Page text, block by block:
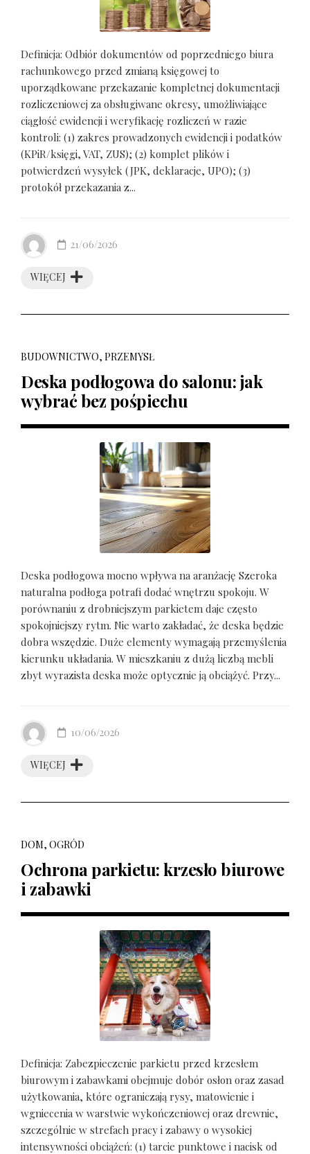
Definicja: Odbiór dokumentów od poprzedniego biura
rachunkowego przed zmianą księgowej to
uporządkowane przekazanie kompletnej dokumentacji
rozliczeniowej za obsługiwane okresy, umożliwiające
ciągłość ewidencji i weryfikację rozliczeń w razie
kontroli: (1) zakres prowadzonych ewidencji i podatków
(KPiR/księgi, VAT, ZUS); (2) komplet plików i
potwierdzeń wysyłek (JPK, deklaracje, UPO); (3)
protokół przekazania z...
WIĘCEJ
21/06/2026
BUDOWNICTWO, PRZEMYSŁ
Deska podłogowa do salonu: jak
wybrać bez pośpiechu
Deska podłogowa mocno wpływa na aranżację Szeroka
naturalna podłoga potrafi dodać wnętrzu spokoju. W
porównaniu z drobniejszym parkietem daje często
spokojniejszy rytm. Nie warto zakładać, że deska będzie
dobra wszędzie. Duże elementy wymagają przemyślenia
kierunku układania. W mieszkaniu z dużą liczbą mebli
zbyt wyrazista deska może optycznie ją obciążyć. Przy...
WIĘCEJ
10/06/2026
DOM, OGRÓD
Ochrona parkietu: krzesło biurowe
i zabawki
Definicja: Zabezpieczenie parkietu przed krzesłem
biurowym i zabawkami obejmuje dobór osłon oraz zasad
użytkowania, które ograniczają rysy, matowienie i
wgniecenia w warstwie wykończeniowej oraz drewnie,
szczególnie w strefach pracy i zabawy o wysokiej
intensywności obciążeń: (1) tarcie punktowe i nacisk od